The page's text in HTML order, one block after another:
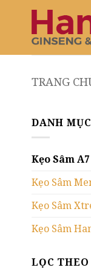
dung
TRANG
DANH
Kẹo Sâm
Kẹo Sâm
Kẹo Sâm
Kẹo Sâm
LỌC